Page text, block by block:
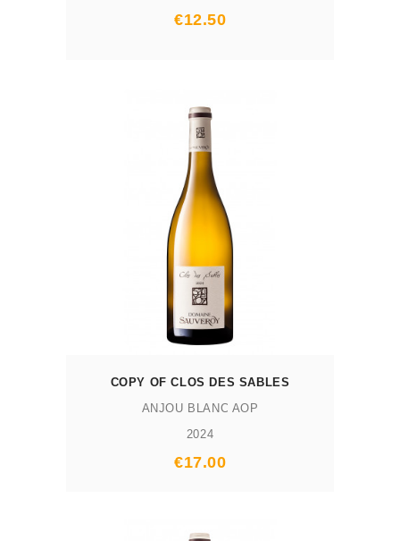
Prix
€12.50
COPY OF CLOS DES SABLES
ANJOU BLANC AOP
2024
Prix
€17.00